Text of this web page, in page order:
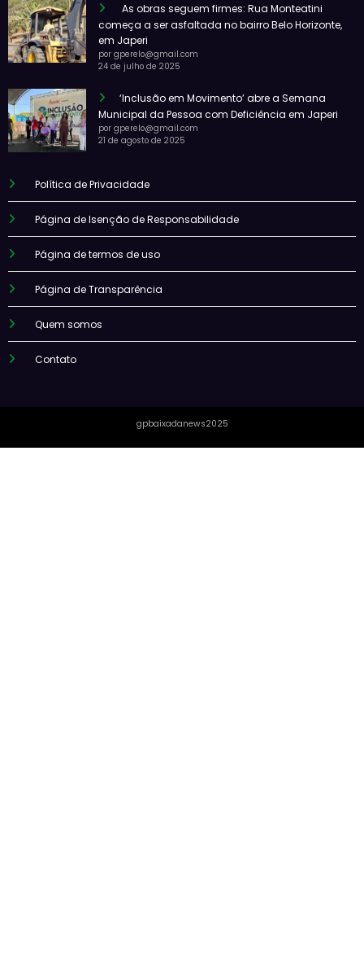
As obras seguem firmes: Rua Monteatini
começa a ser asfaltada no bairro Belo Horizonte,
em Japeri
por gperelo@gmail.com
24 de julho de 2025
‘Inclusão em Movimento’ abre a Semana
Municipal da Pessoa com Deficiência em Japeri
por gperelo@gmail.com
21 de agosto de 2025
Política de Privacidade
Página de Isenção de Responsabilidade
Página de termos de uso
Página de Transparência
Quem somos
Contato
gpbaixadanews2025